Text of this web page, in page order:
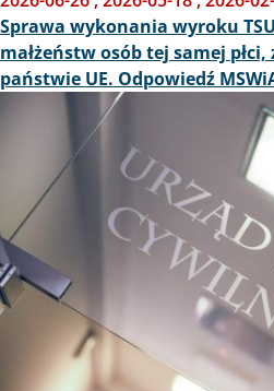
Sprawa wykonania wyroku
małżeństw osób tej samej
państwie UE. Odpowiedź